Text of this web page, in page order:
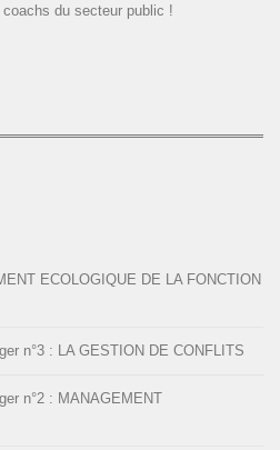
du secteur public !
ECOLOGIQUE DE LA FONCTION
n°3 : LA GESTION DE CONFLITS
n°2 : MANAGEMENT